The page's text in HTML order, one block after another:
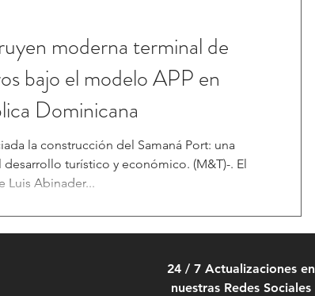
moderna terminal de
bajo el modelo APP en
Dominicana
la construcción del Samaná Port: una
desarrollo turístico y económico. (M&T)-. El
Luis Abinader...
24 / 7 Actualizaciones en
nuestras Redes Sociales